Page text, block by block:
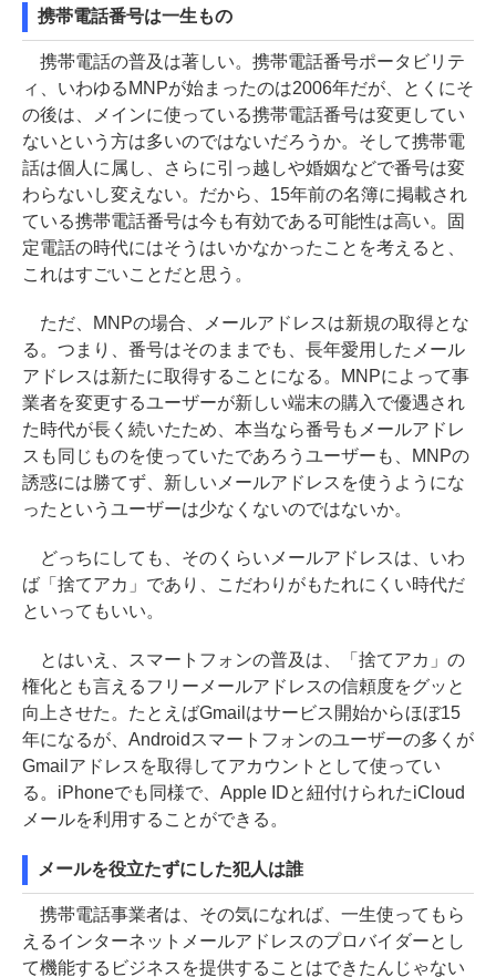
携帯電話番号は一生もの
携帯電話の普及は著しい。携帯電話番号ポータビリテ
ィ、いわゆるMNPが始まったのは2006年だが、とくにそ
の後は、メインに使っている携帯電話番号は変更してい
ないという方は多いのではないだろうか。そして携帯電
話は個人に属し、さらに引っ越しや婚姻などで番号は変
わらないし変えない。だから、15年前の名簿に掲載され
ている携帯電話番号は今も有効である可能性は高い。固
定電話の時代にはそうはいかなかったことを考えると、
これはすごいことだと思う。
ただ、MNPの場合、メールアドレスは新規の取得とな
る。つまり、番号はそのままでも、長年愛用したメール
アドレスは新たに取得することになる。MNPによって事
業者を変更するユーザーが新しい端末の購入で優遇され
た時代が長く続いたため、本当なら番号もメールアドレ
スも同じものを使っていたであろうユーザーも、MNPの
誘惑には勝てず、新しいメールアドレスを使うようにな
ったというユーザーは少なくないのではないか。
どっちにしても、そのくらいメールアドレスは、いわ
ば「捨てアカ」であり、こだわりがもたれにくい時代だ
といってもいい。
とはいえ、スマートフォンの普及は、「捨てアカ」の
権化とも言えるフリーメールアドレスの信頼度をグッと
向上させた。たとえばGmailはサービス開始からほぼ15
年になるが、Androidスマートフォンのユーザーの多くが
Gmailアドレスを取得してアカウントとして使ってい
る。iPhoneでも同様で、Apple IDと紐付けられたiCloud
メールを利用することができる。
メールを役立たずにした犯人は誰
携帯電話事業者は、その気になれば、一生使ってもら
えるインターネットメールアドレスのプロバイダーとし
て機能するビジネスを提供することはできたんじゃない